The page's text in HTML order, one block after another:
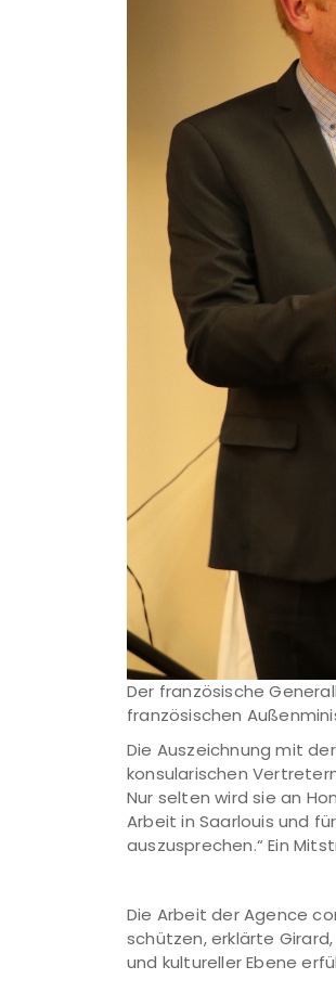
Der französische
französischen
Die Auszeichnung mit
konsularischen
Nur selten wird sie an
Arbeit in Saarlouis und
auszusprechen.“ Ein
Die Arbeit der Agence
schützen, erklärte
und kultureller Ebene